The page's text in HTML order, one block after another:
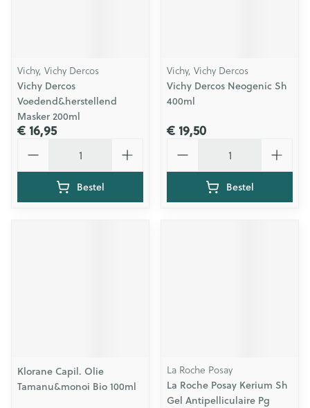
Vichy, Vichy Dercos
Vichy Dercos
Voedend&herstellend
Masker 200ml
€ 16,95
Bestel
Vichy, Vichy Dercos
Vichy Dercos Neogenic Sh
400ml
€ 19,50
Bestel
Klorane Capil. Olie
Tamanu&monoi Bio 100ml
La Roche Posay
La Roche Posay Kerium Sh
Gel Antipelliculaire Pg